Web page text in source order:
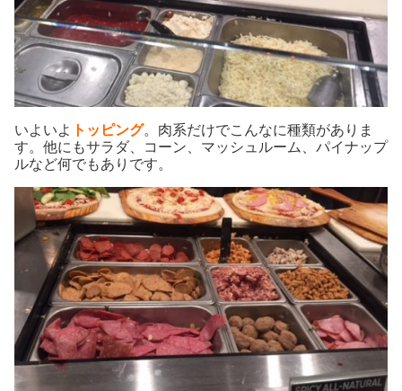
いよいよ トッピング。肉系だけでこんなに種類がありま
す。他にもサラダ、コーン、マッシュルーム、パイナップ
ルなど何でもありです。